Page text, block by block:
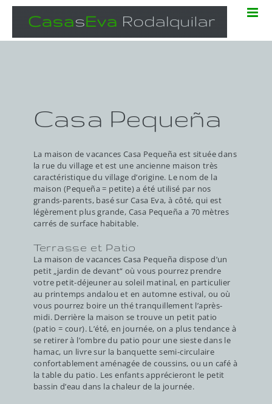
Zum
springen
Casa Pequeña
La maison de vacances Casa Pequeña est située dans
la rue du village et est une ancienne maison très
caractéristique du village d’origine. Le nom de la
maison (Pequeña = petite) a été utilisé par nos
grands-parents, basé sur Casa Eva, à côté, qui est
légèrement plus grande, Casa Pequeña a 70 mètres
carrés de surface habitable.
Terrasse et Patio
La maison de vacances Casa Pequeña dispose d’un
petit „jardin de devant“ où vous pourrez prendre
votre petit-déjeuner au soleil matinal, en particulier
au printemps andalou et en automne estival, ou où
vous pourrez boire un thé tranquillement l’après-
midi. Derrière la maison se trouve un petit patio
(patio = cour). L’été, en journée, on a plus tendance à
se retirer à l’ombre du patio pour une sieste dans le
hamac, un livre sur la banquette semi-circulaire
confortablement aménagée de coussins, ou un café à
la table du patio. Les enfants apprécieront le petit
bassin d’eau dans la chaleur de la journée.